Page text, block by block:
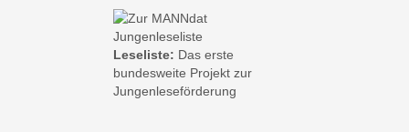
Leseliste: Das erste
bundesweite Projekt zur
Jungenleseförderung